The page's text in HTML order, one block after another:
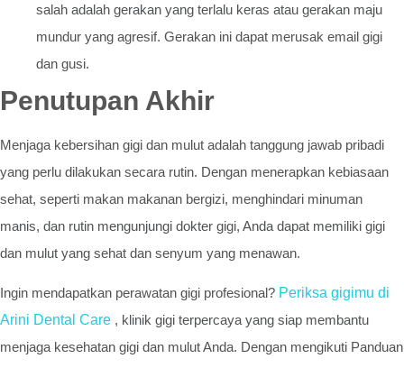
salah adalah gerakan yang terlalu keras atau gerakan maju
mundur yang agresif. Gerakan ini dapat merusak email gigi
dan gusi.
Penutupan Akhir
Menjaga kebersihan gigi dan mulut adalah tanggung jawab pribadi
yang perlu dilakukan secara rutin. Dengan menerapkan kebiasaan
sehat, seperti makan makanan bergizi, menghindari minuman
manis, dan rutin mengunjungi dokter gigi, Anda dapat memiliki gigi
dan mulut yang sehat dan senyum yang menawan.
Ingin mendapatkan perawatan gigi profesional? Periksa gigimu di
Arini Dental Care , klinik gigi terpercaya yang siap membantu
menjaga kesehatan gigi dan mulut Anda. Dengan mengikuti Panduan